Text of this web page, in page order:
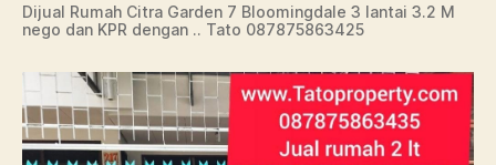
Dijual Rumah Citra Garden 7 Bloomingdale 3 lantai 3.2 M
nego dan KPR dengan .. Tato 087875863425